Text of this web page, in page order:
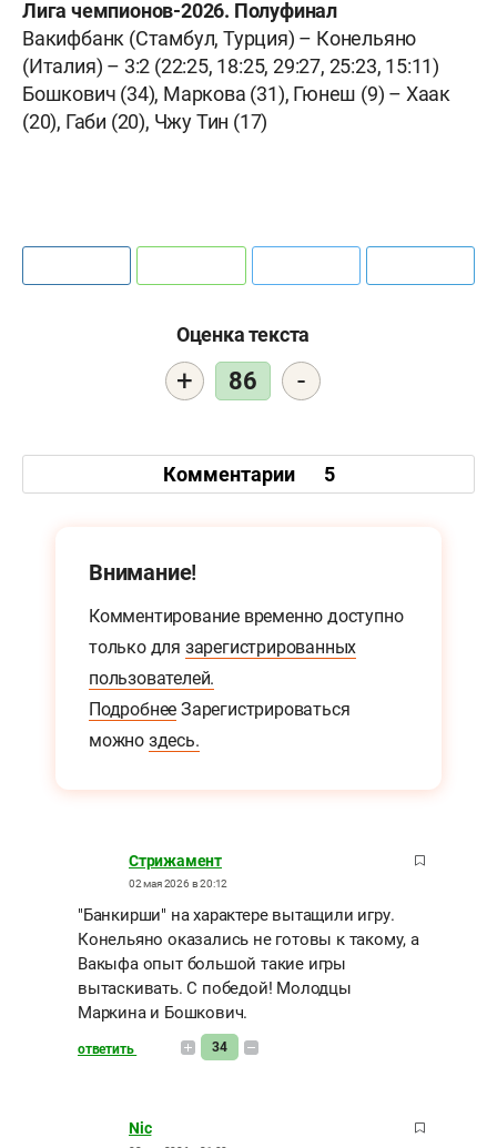
Лига чемпионов-2026. Полуфинал
Вакифбанк (Стамбул, Турция) – Конельяно
(Италия) – 3:2 (22:25, 18:25, 29:27, 25:23, 15:11)
Бошкович (34), Маркова (31), Гюнеш (9) – Хаак
(20), Габи (20), Чжу Тин (17)
Оценка текста
+ 86 -
Комментарии 5
Внимание!
Комментирование временно доступно
только для зарегистрированных
пользователей.
Подробнее Зарегистрироваться
можно здесь.
Стрижамент
02 мая 2026 в 20:12
"Банкирши" на характере вытащили игру.
Конельяно оказались не готовы к такому, а
Вакыфа опыт большой такие игры
вытаскивать. С победой! Молодцы
Маркина и Бошкович.
ответить 34
Nic